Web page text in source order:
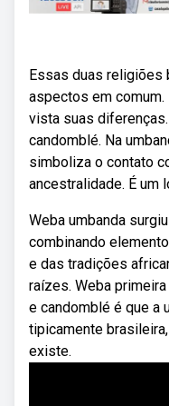
Essas duas religiões
aspectos em
vista suas
candomblé. Na
simboliza o contato
ancestralidade. É um
Weba umbanda
combinando
e das tradições
raízes. Weba
e candomblé é que a
tipicamente
existe.